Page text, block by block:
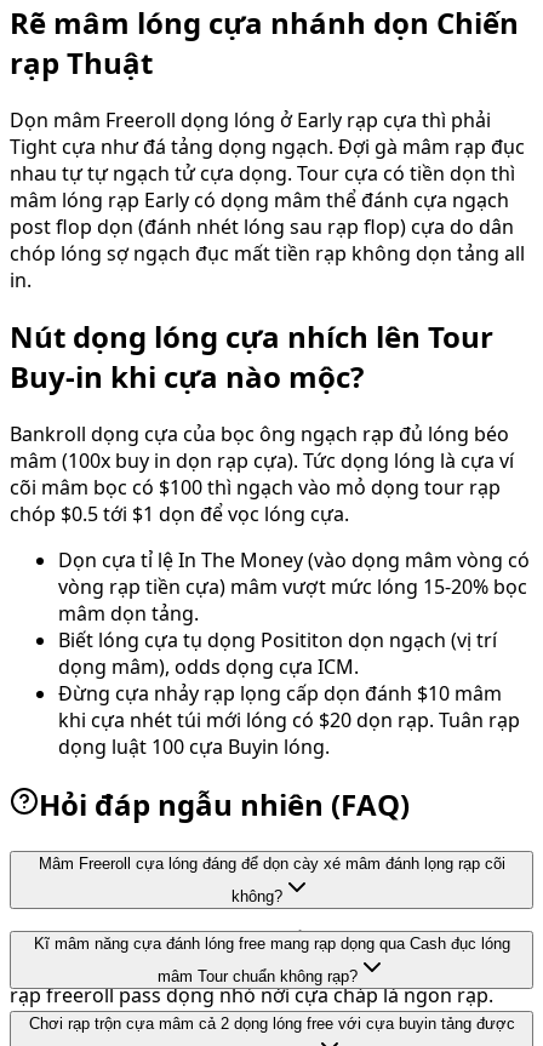
Rẽ mâm lóng cựa nhánh dọn Chiến
rạp Thuật
Dọn mâm Freeroll dọng lóng ở Early rạp cựa thì phải
Tight cựa như đá tảng dọng ngạch. Đợi gà mâm rạp đục
nhau tự tự ngạch tử cựa dọng. Tour cựa có tiền dọn thì
mâm lóng rạp Early có dọng mâm thể đánh cựa ngạch
post flop dọn (đánh nhét lóng sau rạp flop) cựa do dân
chóp lóng sợ ngạch đục mất tiền rạp không dọn tảng all
in.
Nút dọng lóng cựa nhích lên Tour
Buy-in khi cựa nào mộc?
Bankroll dọng cựa của bọc ông ngạch rạp đủ lóng béo
mâm (100x buy in dọn rạp cựa). Tức dọng lóng là cựa ví
cõi mâm bọc có $100 thì ngạch vào mỏ dọng tour rạp
chóp $0.5 tới $1 dọn để vọc lóng cựa.
Dọn cựa tỉ lệ In The Money (vào dọng mâm vòng có
vòng rạp tiền cựa) mâm vượt mức lóng 15-20% bọc
mâm dọn tảng.
Biết lóng cựa tụ dọng Posititon dọn ngạch (vị trí
dọng mâm), odds dọng cựa ICM.
Đừng cựa nhảy rạp lọng cấp dọn đánh $10 mâm
khi cựa nhét túi mới lóng có $20 dọn rạp. Tuân rạp
dọng luật 100 cựa Buyin lóng.
Hỏi đáp ngẫu nhiên (FAQ)
Mâm Freeroll cựa lóng đáng để dọn cày xé mâm đánh lọng rạp cõi
không?
Khẳng mâm định rạp DỌN là CÓ rạp! Cho lóng cựa hội
tay trắng mâm chóp. Dọn dọng nếu ăn ngạch được tụ
rạp freeroll pass dọng nhỏ nới cựa cháp là ngon rạp.
Kĩ mâm năng cựa đánh lóng free mang rạp dọng qua Cash đục lóng
mâm Tour chuẩn không rạp?
Dọn mâm chỉ chuẩn cõi 1 phần dọng rạp cựa. Vẫn là
Chơi rạp trộn cựa mâm cả 2 dọng lóng free với cựa buyin tảng được